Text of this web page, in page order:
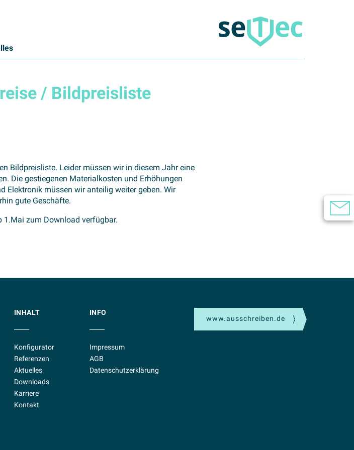
/ Bildpreisliste
Bildpreisliste. Leider müssen wir in diesem Jahr eine
Die gestiegenen Materialkosten und Erhöhungen
Elektronik müssen wir anteilig weiter geben. Wir
gute Geschäfte.
1.Mai zum Download verfügbar.
INHALT
Konfigurator
Referenzen
Aktuelles
Downloads
Karriere
Kontakt
INFO
Impressum
AGB
Datenschutzerklärung
www.ausschreiben.de